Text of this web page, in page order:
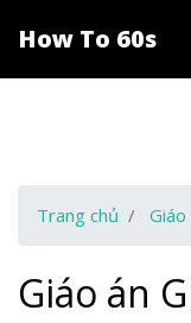
How To 60s
Trang chủ Giáo
Giáo án